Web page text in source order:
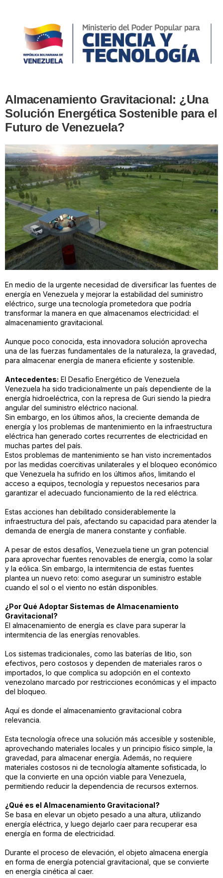
Almacenamiento Gravitacional: ¿Una
Solución Energética Sostenible para el
Futuro de Venezuela?
En medio de la urgente necesidad de diversificar las fuentes de
energía en Venezuela y mejorar la estabilidad del suministro
eléctrico, surge una tecnología prometedora que podría
transformar la manera en que almacenamos electricidad: el
almacenamiento gravitacional.
Aunque poco conocida, esta innovadora solución aprovecha
una de las fuerzas fundamentales de la naturaleza, la gravedad,
para almacenar energía de manera eficiente y sostenible.
Antecedentes: El Desafío Energético de Venezuela
Venezuela ha sido tradicionalmente un país dependiente de la
energía hidroeléctrica, con la represa de Guri siendo la piedra
angular del suministro eléctrico nacional.
Sin embargo, en los últimos años, la creciente demanda de
energía y los problemas de mantenimiento en la infraestructura
eléctrica han generado cortes recurrentes de electricidad en
muchas partes del país.
Estos problemas de mantenimiento se han visto incrementados
por las medidas coercitivas unilaterales y el bloqueo económico
que Venezuela ha sufrido en los últimos años, limitando el
acceso a equipos, tecnología y repuestos necesarios para
garantizar el adecuado funcionamiento de la red eléctrica.
Estas acciones han debilitado considerablemente la
infraestructura del país, afectando su capacidad para atender la
demanda de energía de manera constante y confiable.
A pesar de estos desafíos, Venezuela tiene un gran potencial
para aprovechar fuentes renovables de energía, como la solar
y la eólica. Sin embargo, la intermitencia de estas fuentes
plantea un nuevo reto: como asegurar un suministro estable
cuando el sol o el viento no están disponibles.
¿Por Qué Adoptar Sistemas de Almacenamiento
Gravitacional?
El almacenamiento de energía es clave para superar la
intermitencia de las energías renovables.
Los sistemas tradicionales, como las baterías de litio, son
efectivos, pero costosos y dependen de materiales raros o
importados, lo que complica su adopción en el contexto
venezolano marcado por restricciones económicas y el impacto
del bloqueo.
Aquí es donde el almacenamiento gravitacional cobra
relevancia.
Esta tecnología ofrece una solución más accesible y sostenible,
aprovechando materiales locales y un principio físico simple, la
gravedad, para almacenar energía. Además, no requiere
materiales costosos ni de tecnología altamente sofisticada, lo
que la convierte en una opción viable para Venezuela,
permitiendo reducir la dependencia de recursos externos.
¿Qué es el Almacenamiento Gravitacional?
Se basa en elevar un objeto pesado a una altura, utilizando
energía eléctrica, y luego dejarlo caer para recuperar esa
energía en forma de electricidad.
Durante el proceso de elevación, el objeto almacena energía
en forma de energía potencial gravitacional, que se convierte
en energía cinética al caer.